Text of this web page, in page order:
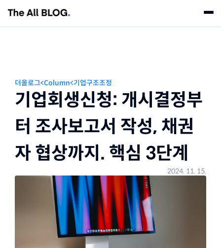
상담신청
더올패밀리
법률사무소 더올
더올로그<Column<기업구조조정
기업회생신청: 개시결정부
터 조사보고서 작성, 채권
자 협상까지. 핵심 3단계
2024. 11. 15.